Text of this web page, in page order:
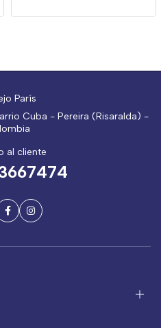
París
Cuba - Pereira (Risaralda) -
al cliente